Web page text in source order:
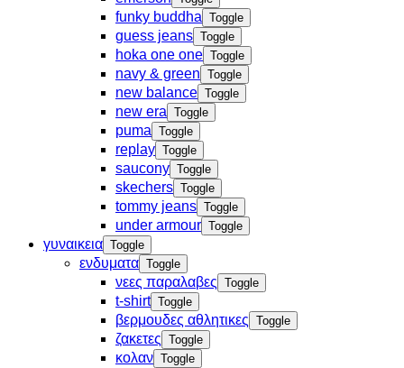
funky buddha Toggle
guess jeans Toggle
hoka one one Toggle
navy & green Toggle
new balance Toggle
new era Toggle
puma Toggle
replay Toggle
saucony Toggle
skechers Toggle
tommy jeans Toggle
under armour Toggle
γυναικεια Toggle
ενδυματα Toggle
νεες παραλαβες Toggle
t-shirt Toggle
βερμουδες αθλητικες Toggle
ζακετες Toggle
κολαν Toggle